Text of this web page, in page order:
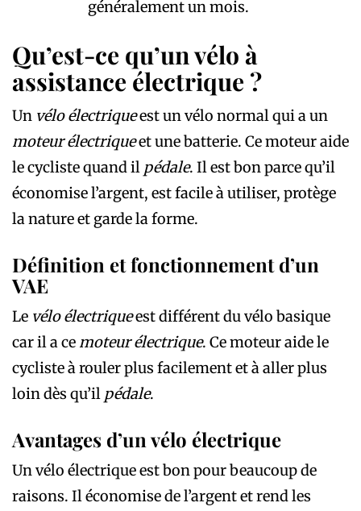
généralement un mois.
Qu’est-ce qu’un vélo à
assistance électrique ?
Un vélo électriqueest un vélo normal qui a un
moteur électriqueet une batterie. Ce moteur aide
le cycliste quand il pédale. Il est bon parce qu’il
économise l’argent, est facile à utiliser, protège
la nature et garde la forme.
Définition et fonctionnement d’un
VAE
Le vélo électriqueest différent du vélo basique
car il a ce moteur électrique. Ce moteur aide le
cycliste à rouler plus facilement et à aller plus
loin dès qu’il pédale.
Avantages d’un vélo électrique
Un vélo électrique est bon pour beaucoup de
raisons. Il économise de l’argent et rend les